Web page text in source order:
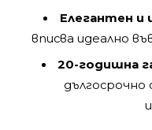
Елегантен и
вписва идеално
20-годишна